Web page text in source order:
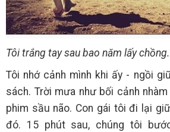
Tôi trắng tay sau bao năm lấy
Tôi nhớ cảnh mình khi ấy - ngồi
sách. Trời mưa như bối cảnh
phim sầu não. Con gái tôi đi lại
đó. 15 phút sau, chúng tôi